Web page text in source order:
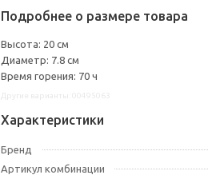
Подробнее о размере товара
Высота: 20 см
Диаметр: 7.8 см
Время горения: 70 ч
Характеристики
Бренд
Артикул комбинации